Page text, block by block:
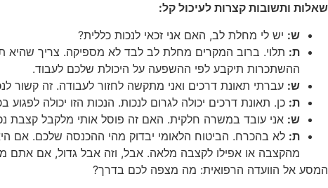
שאלות ותשובות קצרות לעיכול קל:
ש: יש לי מחלת לב, האם אני זכאי לנכות כללית?
ת: תלוי. ברוב המקרים מחלת לב לבד לא מספיקה. צריך שהיא
ההשתכרות תיקבע לפי ההשפעה על היכולת שלכם לעבוד.
ש: עברתי תאונת דרכים ואני מתקשה לחזור לעבודה. זה קשור
ת: כן. תאונת דרכים יכולה לגרום לנכות. הנכות הזו יכולה
ש: אני עובד במשרה חלקית. האם זה פוסל אותי מלקבל קצבת
ת: לא בהכרח. הביטוח הלאומי יבדוק מהי ההכנסה שלכם. אם
מהקצבה או אפילו לקצבה מלאה. אבל, וזה אבל גדול, אם אתם מרוויחים מעל 7,990 ש"ח, התביעה שלכם כלל לא תיבחן
המסע אל הוועדה הרפואית: מה מצפה לכם בדרך?